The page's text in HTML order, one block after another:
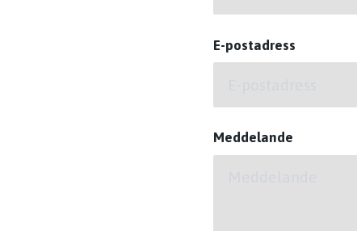
E-postadress
Meddelande